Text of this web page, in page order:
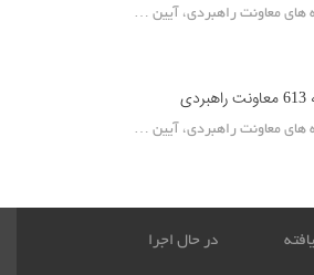
های معاونت راهبردی، آيين …
های معاونت راهبردی، آيين …
در حال اجرا